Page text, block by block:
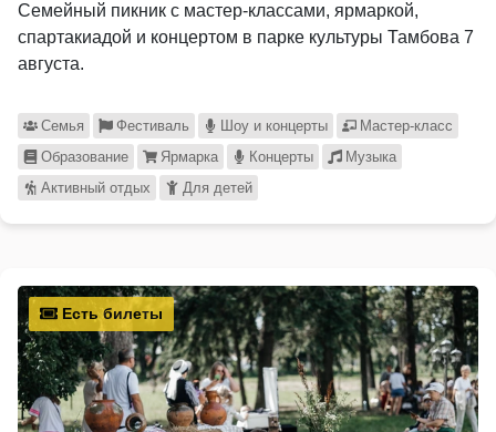
Семейный пикник с мастер-классами, ярмаркой,
спартакиадой и концертом в парке культуры Тамбова 7
августа.
Семья Фестиваль Шоу и концерты
Мастер-класс
Образование
Ярмарка Концерты
Музыка
Активный отдых
Для детей
Есть билеты